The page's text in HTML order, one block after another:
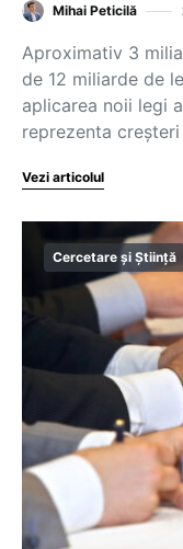
Mihai Peticilă
Aproximativ 3
de 12 miliarde de
aplicarea noii legi
reprezenta
Vezi articolul
Cercetare și Știință